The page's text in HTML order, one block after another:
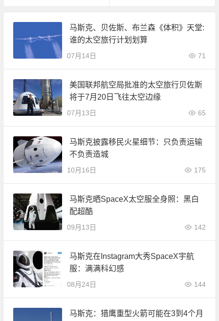
马斯克、贝佐斯、布兰森《体积》天堂:
谁的太空旅行计划划算
07月14日 71
美国联邦航空局批准的太空旅行贝佐斯
将于7月20日飞往太空边缘
07月13日 65
马斯克披露移民火星细节：只负责运输
不负责造城
10月16日 175
马斯克晒SpaceX太空服全身照：黑白
配超酷
09月13日 142
马斯克在Instagram大秀SpaceX宇航
服：满满科幻感
08月24日 144
马斯克：猎鹰重型火箭可能在3到4个月